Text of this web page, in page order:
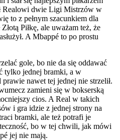
Realowi dwie Ligi Mistrzów w
to z pełnym szacunkiem dla
Piłkę, ale uważam też, że
A Mbappé to po prostu
gole, bo nie da się oddawać
tylko jednej bramki, a w
nawet tej jednej nie strzelił.
zamieni się w bokserską
cios. A Real w takich
i gra idzie z jednej strony na
bramki, ale też potrafi je
bo w tej chwili, jak mówi
jej nie mają.